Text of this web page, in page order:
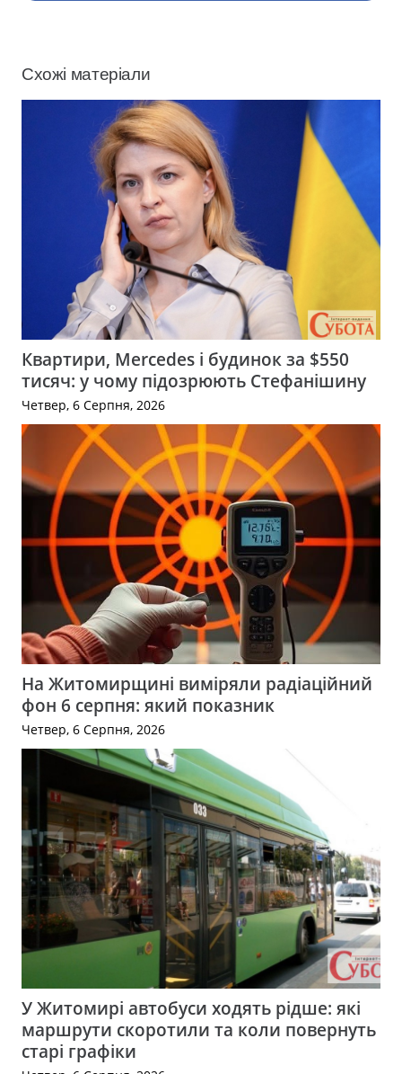
Схожі матеріали
Квартири, Mercedes і будинок за $550
тисяч: у чому підозрюють Стефанішину
Четвер, 6 Серпня, 2026
На Житомирщині виміряли радіаційний
фон 6 серпня: який показник
Четвер, 6 Серпня, 2026
У Житомирі автобуси ходять рідше: які
маршрути скоротили та коли повернуть
старі графіки